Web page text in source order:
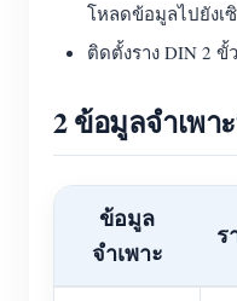
โหลดข้อมูลไปยังเ
ติดตั้งราง DIN 2
2 ข้อมูลจำเพา
ข้อมูล
จำเพาะ
ร